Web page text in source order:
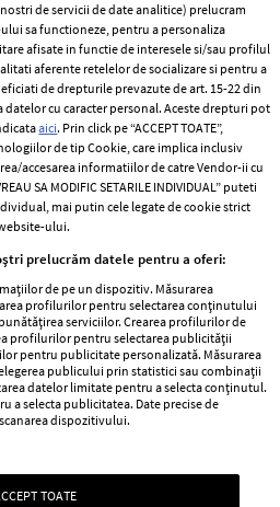
Termeni si conditii
Politica de
confidențialitate
Politica de cookies
Publicitate
femei
Viva
Avantaje
Retete practice
ONJN nr. 821/25.09.2025.
sunt interzise minorilor.
de servicii de date analitice) prelucram
sa functioneze, pentru a personaliza
afisate in functie de interesele si/sau profilul
aferente retelelor de socializare si pentru a
de drepturile prevazute de art. 15-22 din
datelor cu caracter personal. Aceste drepturi pot
aici. Prin click pe “ACCEPT TOATE”,
de tip Cookie, care implica inclusiv
accesarea informatiilor de catre Vendor-ii cu
SA MODIFIC SETARILE INDIVIDUAL” puteti
mai putin cele legate de cookie strict
ului.
prelucrăm datele pentru a oferi:
de pe un dispozitiv. Măsurarea
profilurilor pentru selectarea conținutului
serviciilor. Crearea profilurilor de
profilurilor pentru selectarea publicității
pentru publicitate personalizată. Măsurarea
publicului prin statistici sau combinații
datelor limitate pentru a selecta conținutul.
a selecta publicitatea. Date precise de
dispozitivului.
TOATE